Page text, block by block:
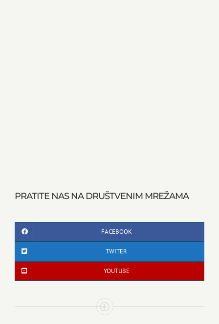
PRATITE NAS NA DRUŠTVENIM MREŽAMA
FACEBOOK
TWITER
YOUTUBE